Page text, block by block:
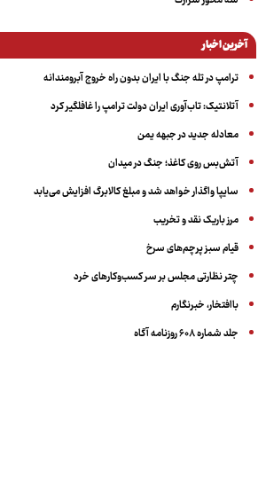
آخرین اخبار
ترامپ در تله جنگ با ایران بدون راه خروج آبرومندانه
آتلانتیک: تاب‌آوری ایران دولت ترامپ را غافلگیر کرد
معادله جدید در جبهه یمن
آتش‌بس روی کاغذ؛ جنگ در میدان
سایپا واگذار خواهد شد و مبلغ کالابرگ افزایش می‌یابد
مرز باریک نقد و تخریب
قیام سبز پرچم‌های سرخ
چتر نظارتی مجلس بر سر کسب‌وکارهای خرد
باافتخار، خبرنگارم
جلد شماره ۶۰۸ روزنامه آگاه